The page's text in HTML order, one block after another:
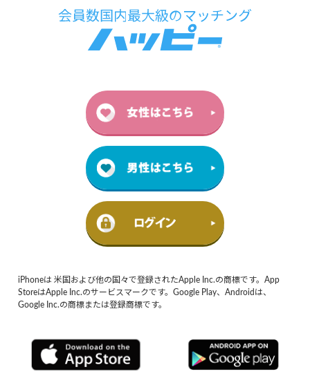
iPhoneは 米国および他の国々で登録されたApple Inc.の商標です。App
StoreはApple Inc.のサービスマークです。Google Play、Androidは、
Google Inc.の商標または登録商標です。